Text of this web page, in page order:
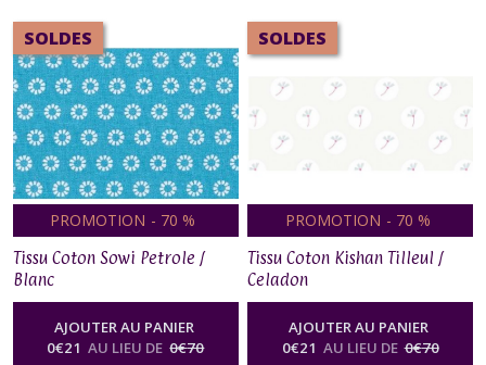
SOLDES
PROMOTION - 70 %
Tissu Coton Sowi Petrole /
Blanc
AJOUTER AU PANIER
0€21 AU LIEU DE 0€70
SOLDES
PROMOTION - 70 %
Tissu Coton Kishan Tilleul /
Celadon
AJOUTER AU PANIER
0€21 AU LIEU DE 0€70